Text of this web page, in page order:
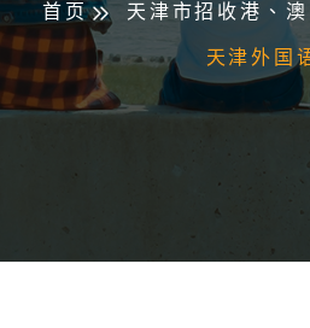
首页 天津市招收港、
天津外国